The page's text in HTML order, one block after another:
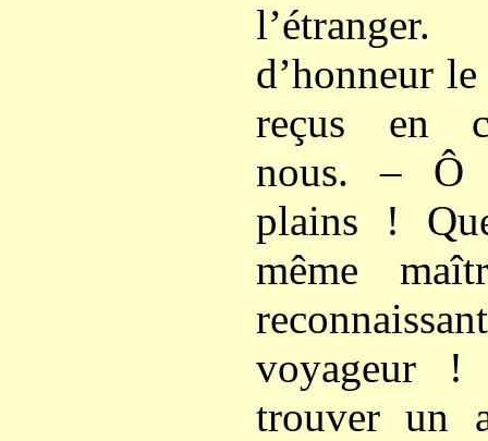
d’honneur
reçus en
nous. – Ô
plains !
même
voyageur !
trouver un